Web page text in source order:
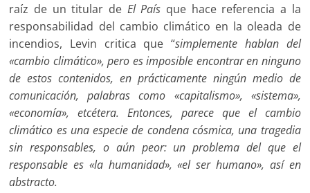
raíz de un titular de El País que hace referencia a la
responsabilidad del cambio climático en la oleada de
incendios, Levin critica que “simplemente hablan del
«cambio climático», pero es imposible encontrar en ninguno
de estos contenidos, en prácticamente ningún medio de
comunicación, palabras como «capitalismo», «sistema»,
«economía», etcétera. Entonces, parece que el cambio
climático es una especie de condena cósmica, una tragedia
sin responsables, o aún peor: un problema del que el
responsable es «la humanidad», «el ser humano», así en
abstracto.